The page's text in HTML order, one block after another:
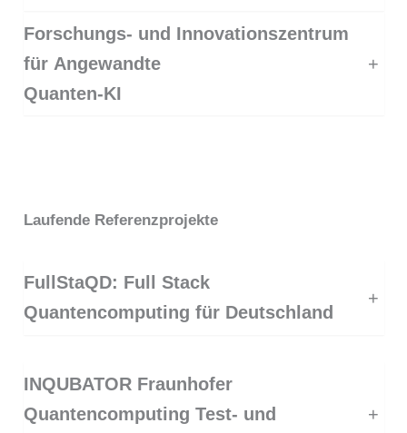
Forschungs- und Innovationszentrum
für Angewandte
Quanten-KI
+
Laufende Referenzprojekte
FullStaQD: Full Stack
Quantencomputing für Deutschland
+
INQUBATOR Fraunhofer
Quantencomputing Test- und
+